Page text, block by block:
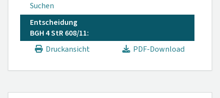
Suchen
Entscheidung
BGH 4 StR 608/11:
Druckansicht
PDF-Download